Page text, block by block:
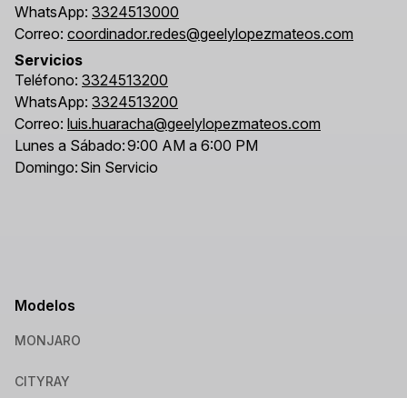
WhatsApp: 3324513000
Correo: coordinador.redes@geelylopezmateos.com
Servicios
Teléfono: 3324513200
WhatsApp: 3324513200
Correo: luis.huaracha@geelylopezmateos.com
Lunes a Sábado:9:00 AM a 6:00 PM
Domingo: Sin Servicio
Modelos
MONJARO
CITYRAY